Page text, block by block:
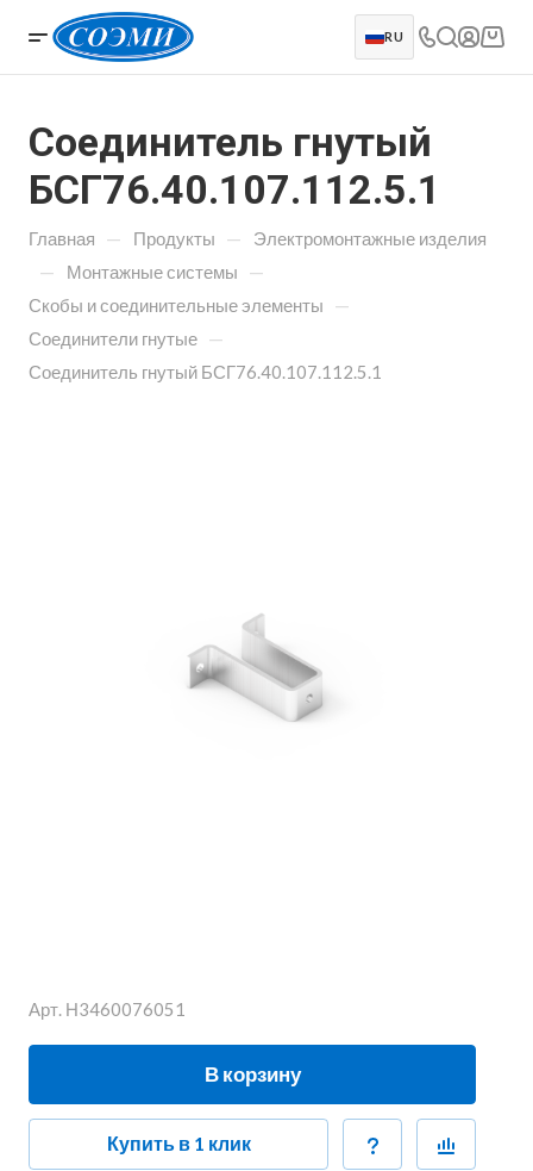
RU
Соединитель гнутый
БСГ76.40.107.112.5.1
Главная — Продукты — Электромонтажные изделия
— Монтажные системы —
Скобы и соединительные элементы —
Соединители гнутые —
Соединитель гнутый БСГ76.40.107.112.5.1
Арт. Н3460076051
В корзину
Купить в 1 клик